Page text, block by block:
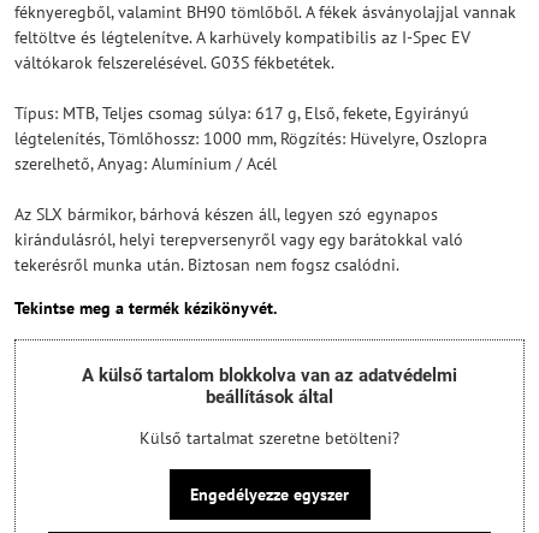
féknyeregből, valamint BH90 tömlőből. A fékek ásványolajjal vannak
feltöltve és légtelenítve. A karhüvely kompatibilis az I-Spec EV
váltókarok felszerelésével. G03S fékbetétek.
Típus: MTB, Teljes csomag súlya: 617 g, Első, fekete, Egyirányú
légtelenítés, Tömlőhossz: 1000 mm, Rögzítés: Hüvelyre, Oszlopra
szerelhető, Anyag: Alumínium / Acél
Az SLX bármikor, bárhová készen áll, legyen szó egynapos
kirándulásról, helyi terepversenyről vagy egy barátokkal való
tekerésről munka után. Biztosan nem fogsz csalódni.
Tekintse meg a termék kézikönyvét.
A külső tartalom blokkolva van az adatvédelmi
beállítások által
Külső tartalmat szeretne betölteni?
Engedélyezze egyszer